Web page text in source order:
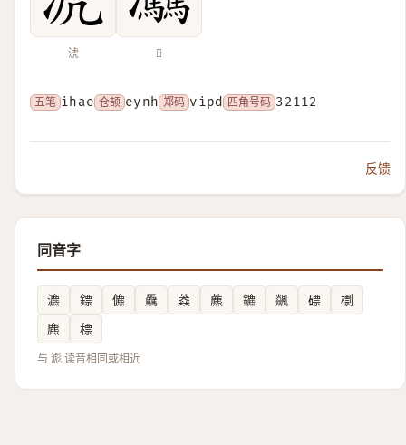
淲 𤆀
五笔 ihae 仓颉 eynh 郑码 vipd 四角号码 32112
反馈
同音字
瀌 鏢 儦 驫 䔸 藨 鑣 飊 磦
檦
麃
䅺
与 滮 读音相同或相近